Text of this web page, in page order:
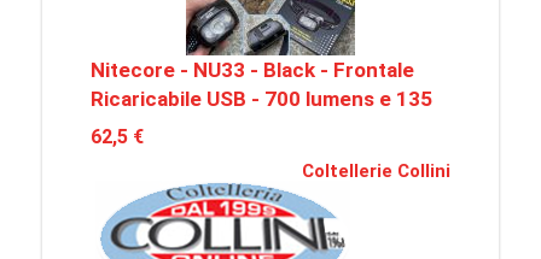
Nitecore - NU33 - Black - Frontale
Ricaricabile USB - 700 lumens e 135
62,5 €
Coltellerie Collini